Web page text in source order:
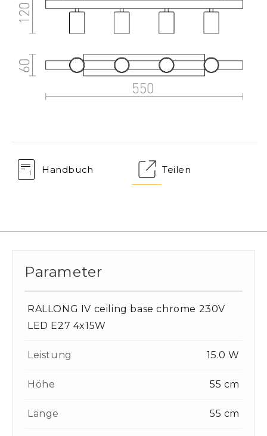
Handbuch Teilen
Parameter
RALLONG IV ceiling base chrome 230V
LED E27 4x15W
Leistung 15.0 W
Höhe 55 cm
Länge 55 cm